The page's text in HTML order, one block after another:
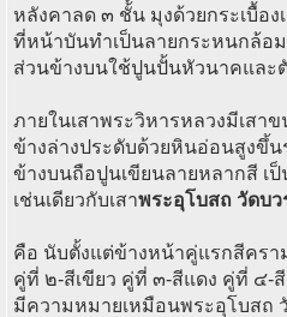
หลังคาลด ๓ ชั้น มุงด้วยกระเบื้อง
ที่หน้าบันทำเป็นลายกระหนกล้อ
ส่วนข้างบนใช้ปูนปั้นหัวนาคและ
ภายในเสาพระวิหารหลวงมีเสา
ข้างล่างประดับด้วยหินอ่อนสูงขึ้น
ข้างบนถือปูนเขียนลายหลากสี เ
เช่นเดียวกับเสาพระอุโบสถ วัดบว
คือ นับตั้งแต่ข้างหน้าคู่แรกสีครา
คู่ที่ ๒-สีเขียว คู่ที่ ๓-สีแดง คู่ที่ ๔-
มีความหมายเหมือนพระอุโบสถ